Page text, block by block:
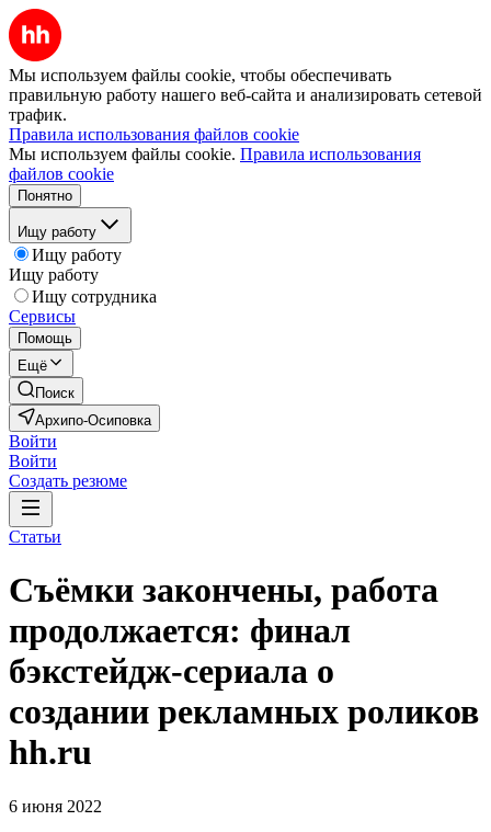
Мы используем файлы cookie, чтобы обеспечивать
правильную работу нашего веб-сайта и анализировать сетевой
трафик.
Правила использования файлов cookie
Мы используем файлы cookie. Правила использования
файлов cookie
Понятно
Ищу работу
Ищу работу
Ищу работу
Ищу сотрудника
Сервисы
Помощь
Ещё
Поиск
Архипо-Осиповка
Войти
Войти
Создать резюме
Статьи
Съёмки закончены, работа
продолжается: финал
бэкстейдж-сериала о
создании рекламных роликов
hh.ru
6 июня 2022